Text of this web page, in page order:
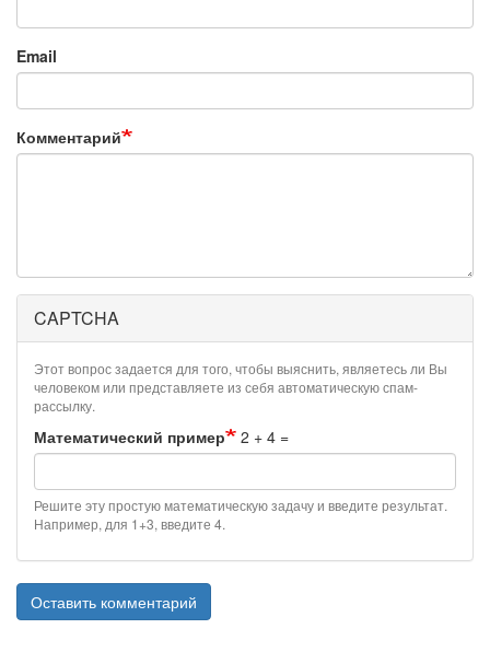
Email
Комментарий
CAPTCHA
Этот вопрос задается для того, чтобы выяснить, являетесь ли Вы
человеком или представляете из себя автоматическую спам-
рассылку.
Математический пример 2 + 4 =
Решите эту простую математическую задачу и введите результат.
Например, для 1+3, введите 4.
Оставить комментарий